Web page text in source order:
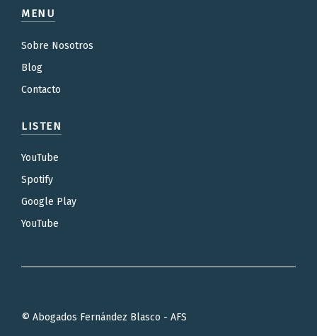
MENU
Sobre Nosotros
Blog
Contacto
LISTEN
YouTube
Spotify
Google Play
YouTube
© Abogados Fernández Blasco - AFS